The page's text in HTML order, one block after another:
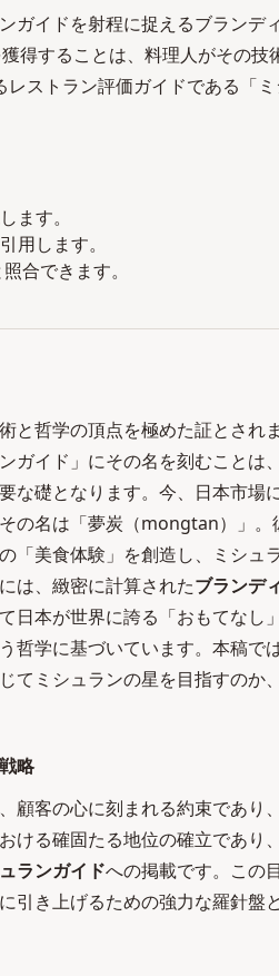
イドを射程に捉えるブランデ
得することは、料理人がその技
ストラン評価ガイドである「
ます。
用します。
合できます。
と哲学の頂点を極めた証とされ
ガイド」にその名を刻むことは
な礎となります。今、日本市場
の名は「夢炭（mongtan）」。
「美食体験」を創造し、ミシュ
は、緻密に計算されたブランデ
日本が世界に誇る「おもてなし
哲学に基づいています。本稿で
てミシュランの星を目指すのか
略
顧客の心に刻まれる約束であり
る確固たる地位の確立であり
ランガイドへの掲載です。この
引き上げるための強力な羅針盤